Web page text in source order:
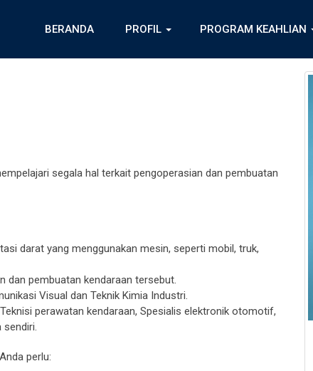
BERANDA PROFIL PROGRAM KEAHLIAN
segala hal terkait pengoperasian dan pembuatan
darat yang menggunakan mesin, seperti mobil, truk,
dan pembuatan kendaraan tersebut.
Visual dan Teknik Kimia Industri.
perawatan kendaraan, Spesialis elektronik otomotif,
perlu: